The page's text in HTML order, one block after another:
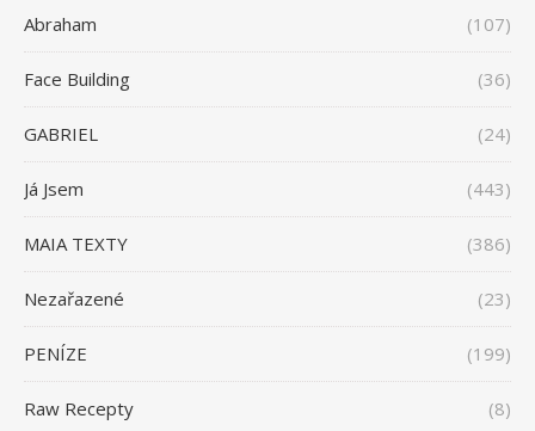
Abraham (107)
Face Building (36)
GABRIEL (24)
Já Jsem (443)
MAIA TEXTY (386)
Nezařazené (23)
PENÍZE (199)
Raw Recepty (8)